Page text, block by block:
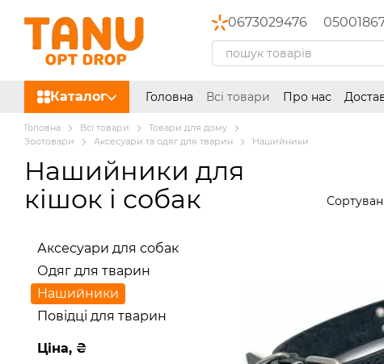
0673029476
Каталог Головна Всі товари Про нас
Головна Всі товари
Товари для дому
Зоотовари
Аксесуари та одяг для тварин Нашийники
Нашийники для
кішок і собак
Аксесуари для собак
Одяг для тварин
Нашийники
Повідці для тварин
Ціна, ₴